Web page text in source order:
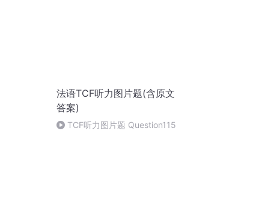
法语TCF听力图片题(含原文
答案)
TCF听力图片题 Question115